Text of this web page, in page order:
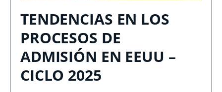
TENDENCIAS EN LOS
PROCESOS DE
ADMISIÓN EN EEUU –
CICLO 2025